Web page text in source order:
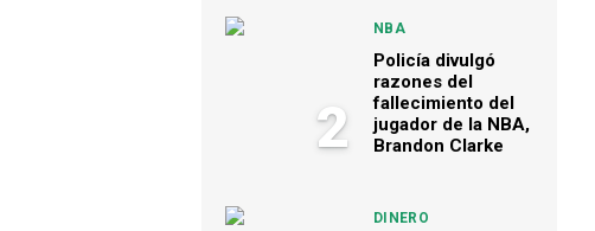
2
NBA
Policía divulgó
razones del
fallecimiento del
jugador de la NBA,
Brandon Clarke
DINERO